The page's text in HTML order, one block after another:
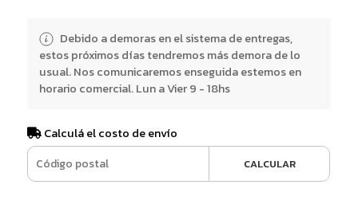
Debido a demoras en el sistema de entregas,
estos próximos días tendremos más demora de lo
usual. Nos comunicaremos enseguida estemos en
horario comercial. Lun a Vier 9 - 18hs
Calculá el costo de envío
CALCULAR